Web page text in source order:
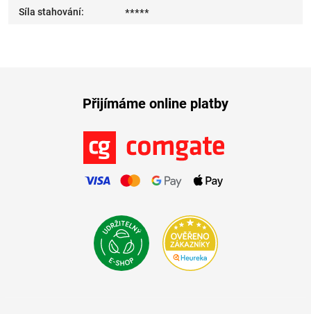
Síla stahování: *****
Přijímáme online platby